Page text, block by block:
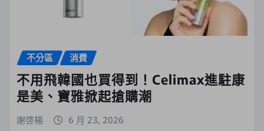
不分區 消費
不用飛韓國也買得到！Celimax進駐康
是美、寶雅掀起搶購潮
謝啓楊 6 月 23, 2026